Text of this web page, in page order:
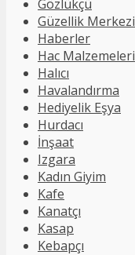
Gözlükçü
Güzellik Merkezi
Haberler
Hac Malzemeleri
Halıcı
Havalandırma
Hediyelik Eşya
Hurdacı
İnşaat
Izgara
Kadın Giyim
Kafe
Kanatçı
Kasap
Kebapçı